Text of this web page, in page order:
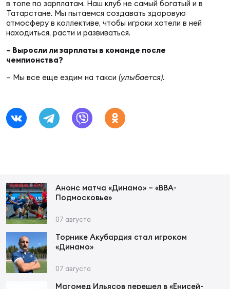
в топе по зарплатам. Наш клуб не самый богатый и в
Татарстане. Мы пытаемся создавать здоровую
атмосферу в коллективе, чтобы игроки хотели в ней
находиться, расти и развиваться.
– Выросли ли зарплаты в команде после
чемпионства?
– Мы все еще ездим на такси (улыбается).
Анонс матча «Динамо» – «ВВА-
Подмосковье»
07 августа
Торнике Акубардия стал игроком
«Динамо»
07 августа
Магомед Ильясов перешел в «Енисей-